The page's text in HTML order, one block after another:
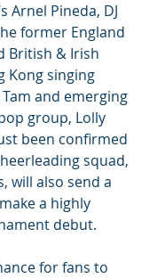
Arnel Pineda, DJ
former England
British & Irish
Kong singing
and emerging
group, Lolly
been confirmed
squad,
will also send a
a highly
debut.
for fans to